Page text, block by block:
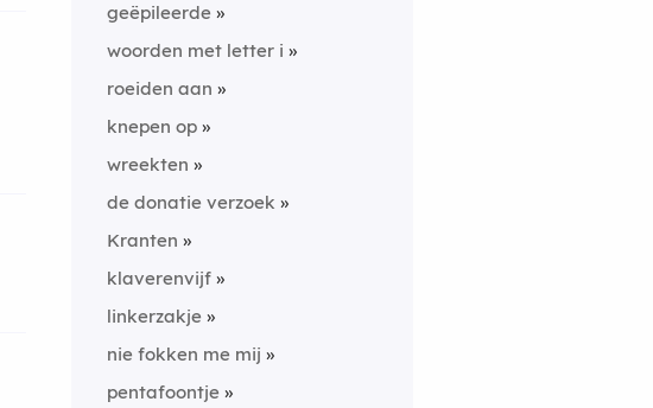
geëpileerde
woorden met letter i
roeiden aan
knepen op
wreekten
de donatie verzoek
Kranten
klaverenvijf
linkerzakje
nie fokken me mij
pentafoontje